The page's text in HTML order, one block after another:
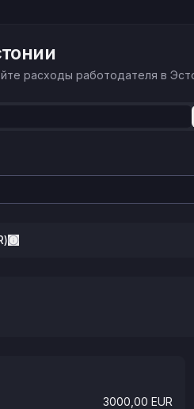
расходы работодателя в
3000,00 EUR